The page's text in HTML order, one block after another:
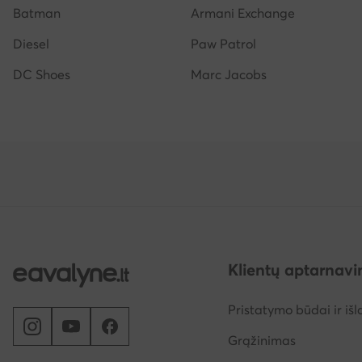
Batman
Armani Exchange
Diesel
Paw Patrol
DC Shoes
Marc Jacobs
Klientų
Pristatymo būdai ir
Grąžinimas